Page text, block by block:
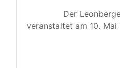
Der
veranstaltet am 10.